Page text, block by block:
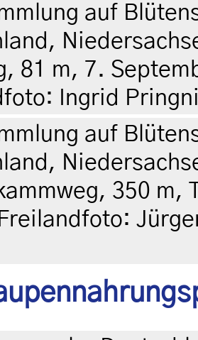
auf
81 m, 7.
Ingrid
auf
350 m,